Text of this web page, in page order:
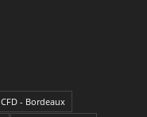
CFD - Bordeaux